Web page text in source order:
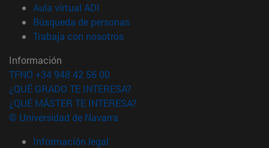
Aula virtual ADI
Búsqueda de personas(abre en nueva ventana)
Trabaja con nosotros(abre en nueva ventana)
Información
TFNO +34 948 42 56 00
¿QUÉ GRADO TE INTERESA?
¿QUÉ MÁSTER TE INTERESA?
© Universidad de Navarra
Información legal